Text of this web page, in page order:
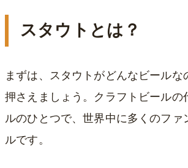
スタウトとは？
まずは、スタウトがどんなビールな
押さえましょう。クラフトビールの
ルのひとつで、世界中に多くのファ
ルです。